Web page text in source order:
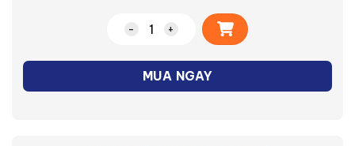
Bàn ủi hơi nước hệ thống Philips
MUA NGAY
Alternative: